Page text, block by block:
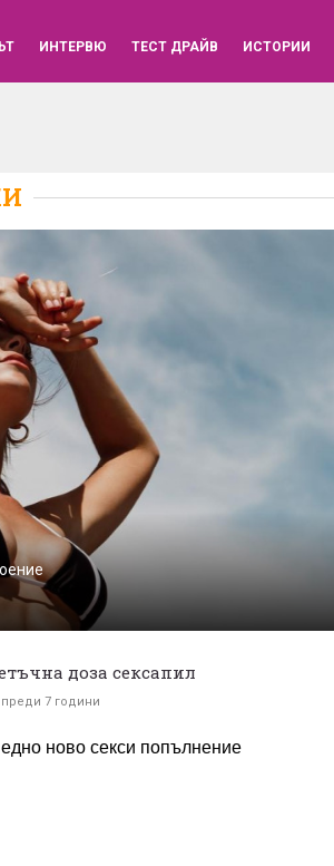
ИНТЕРВЮ ТЕСТ ДРАЙВ ИСТОРИИ
доза сексапил
преди 7 години
ново секси попълнение
орбита, ако отстрани
Смут в лагера на Арсенал